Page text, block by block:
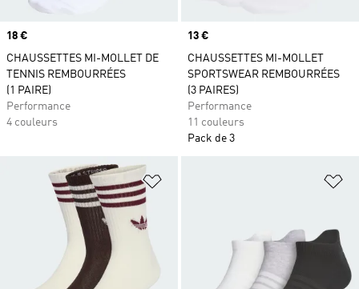
Prix
18 €
CHAUSSETTES MI-MOLLET DE
TENNIS REMBOURRÉES
(1 PAIRE)
Performance
4 couleurs
Prix
13 €
CHAUSSETTES MI-MOLLET
SPORTSWEAR REMBOURRÉES
(3 PAIRES)
Performance
11 couleurs
Pack de 3
Ajouter à la Liste de produits